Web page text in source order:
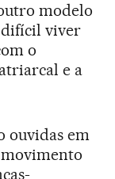
modelo
difícil viver
o
e a
ouvidas em
movimento